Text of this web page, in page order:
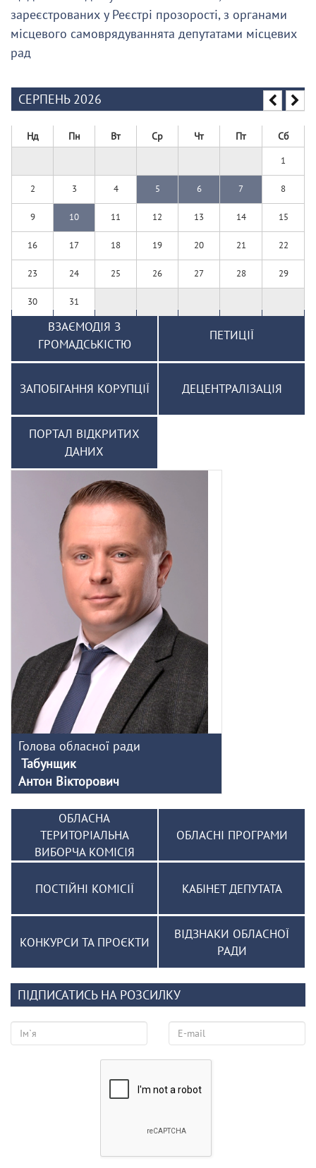
зареєстрованих у Реєстрі прозорості, з органами
місцевого самоврядуваннята депутатами місцевих
рад
СЕРПЕНЬ 2026
Нд Пн Вт Ср Чт Пт Сб
1
2 3 4 5 6 7 8
9 10 11 12 13 14 15
16 17 18 19 20 21 22
23 24 25 26 27 28 29
30 31
ВЗАЄМОДІЯ З
ГРОМАДСЬКІСТЮ
ПЕТИЦІЇ
ЗАПОБІГАННЯ КОРУПЦІЇ ДЕЦЕНТРАЛІЗАЦІЯ
ПОРТАЛ ВІДКРИТИХ
ДАНИХ
Голова обласної ради
Табунщик
Антон Вікторович
ОБЛАСНА
ТЕРИТОРІАЛЬНА
ВИБОРЧА КОМІСІЯ
ОБЛАСНІ ПРОГРАМИ
ПОСТІЙНІ КОМІСІЇ КАБІНЕТ ДЕПУТАТА
КОНКУРСИ ТА ПРОЄКТИ
ВІДЗНАКИ ОБЛАСНОЇ
РАДИ
ПІДПИСАТИСЬ НА РОЗСИЛКУ